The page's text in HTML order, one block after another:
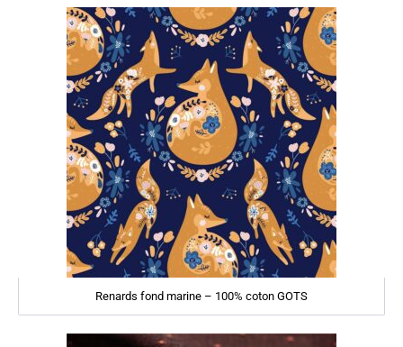
Renards fond marine – 100% coton GOTS